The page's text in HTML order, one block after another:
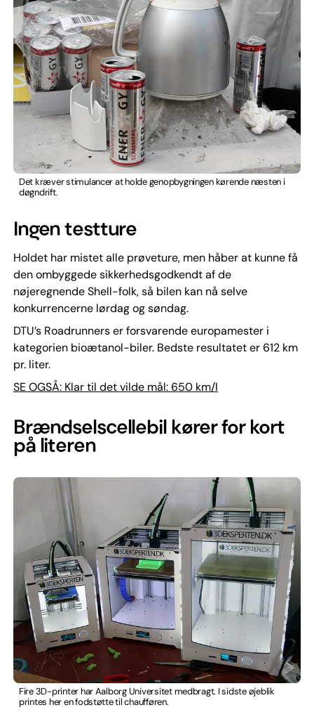
Det kræver stimulancer at holde genopbygningen kørende næsten i
døgndrift.
Ingen testture
Holdet har mistet alle prøveture, men håber at kunne få
den ombyggede sikkerhedsgodkendt af de
nøjeregnende Shell-folk, så bilen kan nå selve
konkurrencerne lørdag og søndag.
DTU’s Roadrunners er forsvarende europamester i
kategorien bioætanol-biler. Bedste resultatet er 612 km
pr. liter.
SE OGSÅ: Klar til det vilde mål: 650 km/l
Brændselscellebil kører for kort
på literen
Fire 3D-printer har Aalborg Universitet medbragt. I sidste øjeblik
printes her en fodstøtte til chaufføren.